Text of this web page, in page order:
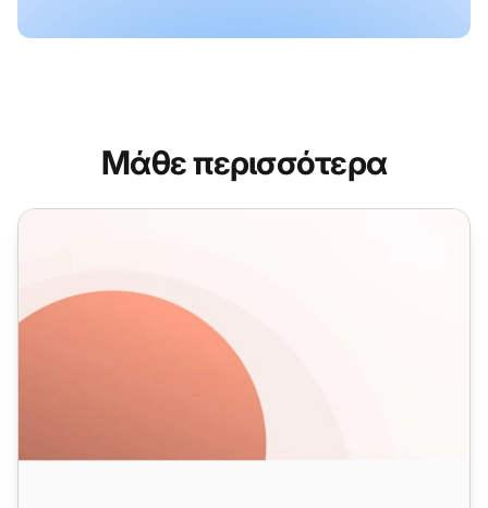
Μάθε περισσότερα
Πρότυπα Email Πωλήσεων